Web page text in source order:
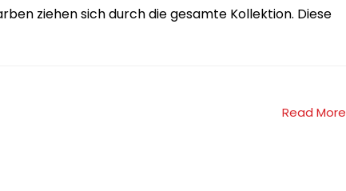
ziehen sich durch die gesamte Kollektion. Diese
Read More